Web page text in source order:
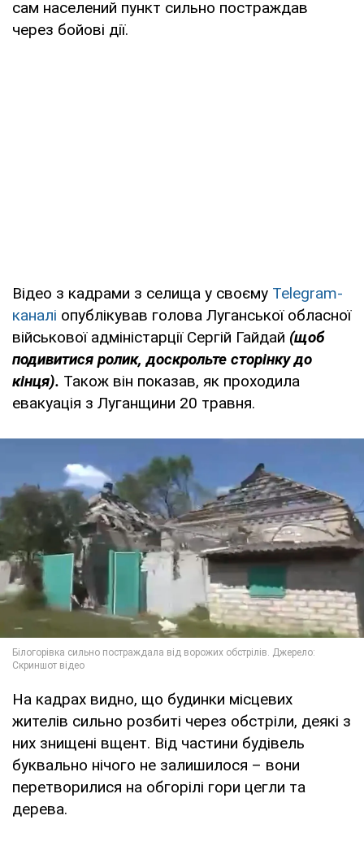
сам населений пункт сильно постраждав
через бойові дії.
Відео з кадрами з селища у своєму Telegram-
каналі опублікував голова Луганської обласної
військової адміністарції Сергій Гайдай (щоб
подивитися ролик, доскрольте сторінку до
кінця). Також він показав, як проходила
евакуація з Луганщини 20 травня.
На кадрах видно, що будинки місцевих
жителів сильно розбиті через обстріли, деякі з
них знищені вщент. Від частини будівель
буквально нічого не залишилося – вони
перетворилися на обгорілі гори цегли та
дерева.